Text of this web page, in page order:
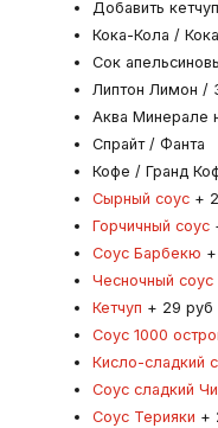
Добавить
Кока-Кола /
Сок
Липтон Лимон /
Аква Минерале
Спрайт / Фанта
Кофе / Гранд
Сырный соус +
Горчичный соус
Соус Барбекю
Чесночный соус
Кетчуп + 29 руб
Соус 1000
Кисло-сладкий
Соус сладкий
Соус Терияки +